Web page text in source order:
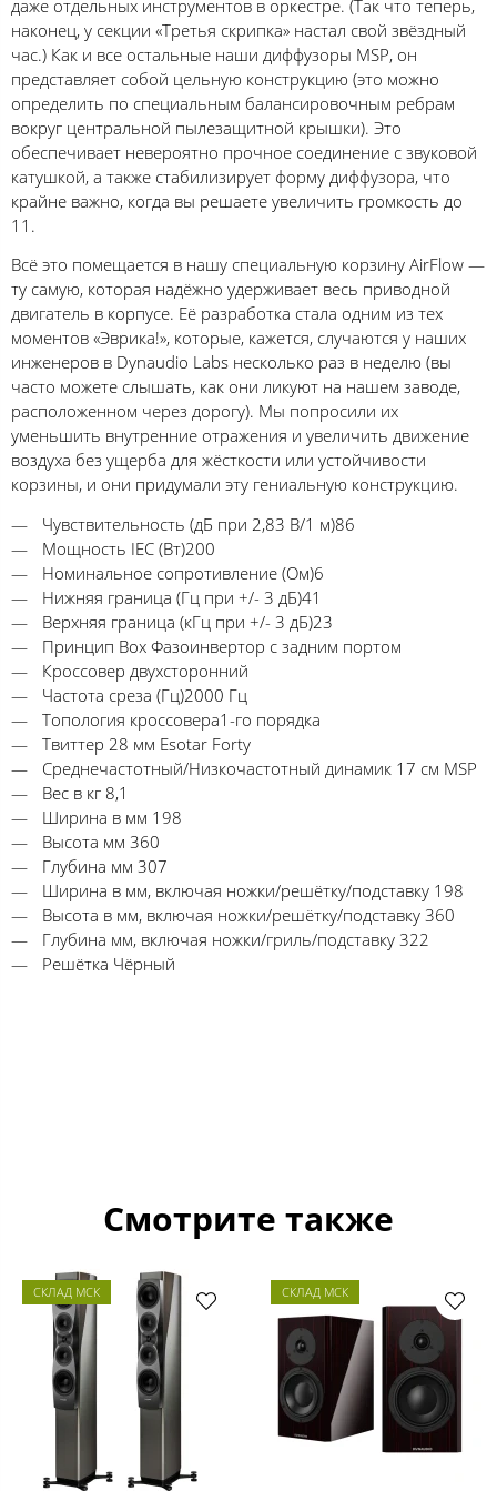
даже отдельных инструментов в оркестре. (Так что теперь,
наконец, у секции «Третья скрипка» настал свой звёздный
час.) Как и все остальные наши диффузоры MSP, он
представляет собой цельную конструкцию (это можно
определить по специальным балансировочным ребрам
вокруг центральной пылезащитной крышки). Это
обеспечивает невероятно прочное соединение с звуковой
катушкой, а также стабилизирует форму диффузора, что
крайне важно, когда вы решаете увеличить громкость до
11.
Всё это помещается в нашу специальную корзину AirFlow —
ту самую, которая надёжно удерживает весь приводной
двигатель в корпусе. Её разработка стала одним из тех
моментов «Эврика!», которые, кажется, случаются у наших
инженеров в Dynaudio Labs несколько раз в неделю (вы
часто можете слышать, как они ликуют на нашем заводе,
расположенном через дорогу). Мы попросили их
уменьшить внутренние отражения и увеличить движение
воздуха без ущерба для жёсткости или устойчивости
корзины, и они придумали эту гениальную конструкцию.
Чувствительность (дБ при 2,83 В/1 м)86
Мощность IEC (Вт)200
Номинальное сопротивление (Ом)6
Нижняя граница (Гц при +/- 3 дБ)41
Верхняя граница (кГц при +/- 3 дБ)23
Принцип Box Фазоинвертор с задним портом
Кроссовер двухсторонний
Частота среза (Гц)2000 Гц
Топология кроссовера1-го порядка
Твиттер 28 мм Esotar Forty
Среднечастотный/Низкочастотный динамик 17 см MSP
Вес в кг 8,1
Ширина в мм 198
Высота мм 360
Глубина мм 307
Ширина в мм, включая ножки/решётку/подставку 198
Высота в мм, включая ножки/решётку/подставку 360
Глубина мм, включая ножки/гриль/подставку 322
Решётка Чёрный
Смотрите также
СКЛАД МСК СКЛАД МСК